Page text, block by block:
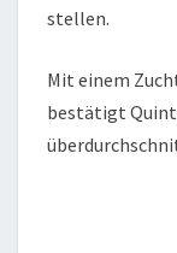
stellen.
Mit einem
bestätigt